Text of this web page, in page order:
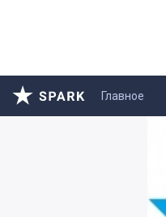
Главное